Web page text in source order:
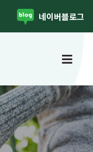
네이버블로그